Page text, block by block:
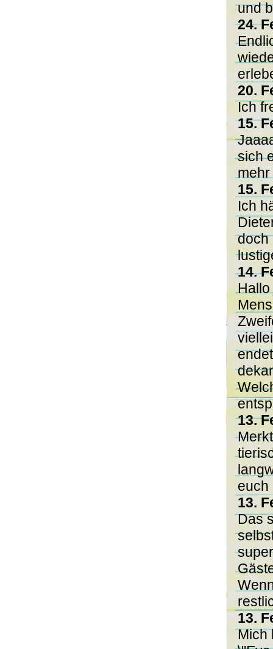
und
24.
20.
Ich
15.
sich
15.
Ich
doch
14.
13.
euch
13.
Das
13.
Mich